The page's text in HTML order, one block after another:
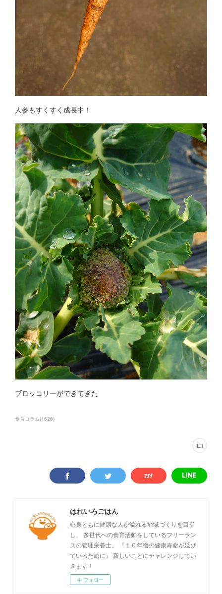
人参もすくすく成長中！
ブロッコリーができてきた
食育コラム(1626)
はれいろごはん
心身ともに健康な人が溢れる地域づくりを目指
し、 多世代への食育活動をしているフリーラン
スの管理栄養士。 『１０年後の健康寿命が延び
ているために』 新しいことにチャレンジしてい
きます！
フォロー